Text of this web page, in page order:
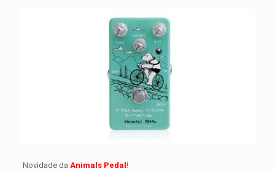
Novidade da Animals Pedal !